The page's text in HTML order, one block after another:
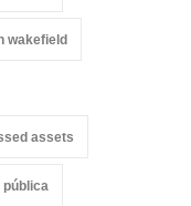
wakefield
assets
pública